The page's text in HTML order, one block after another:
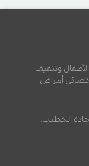
وتثقيف
أخصائي أمراض
الخطيب.